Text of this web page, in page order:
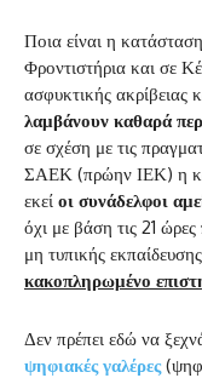
Ποια είναι η
Φροντιστήρια και σε
ασφυκτικής ακρίβειας
λαμβάνουν καθαρά
σε σχέση με τις
ΣΑΕΚ (πρώην ΙΕΚ) η
εκεί οι συνάδελφοι
όχι με βάση τις 21
μη τυπικής
κακοπληρωμένο
Δεν πρέπει εδώ να
ψηφιακές γαλέρες